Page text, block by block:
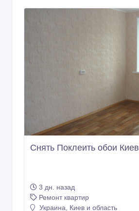
Снять Поклеить обои Киев
3 дн. назад
Ремонт квартир
Украина, Киев и область